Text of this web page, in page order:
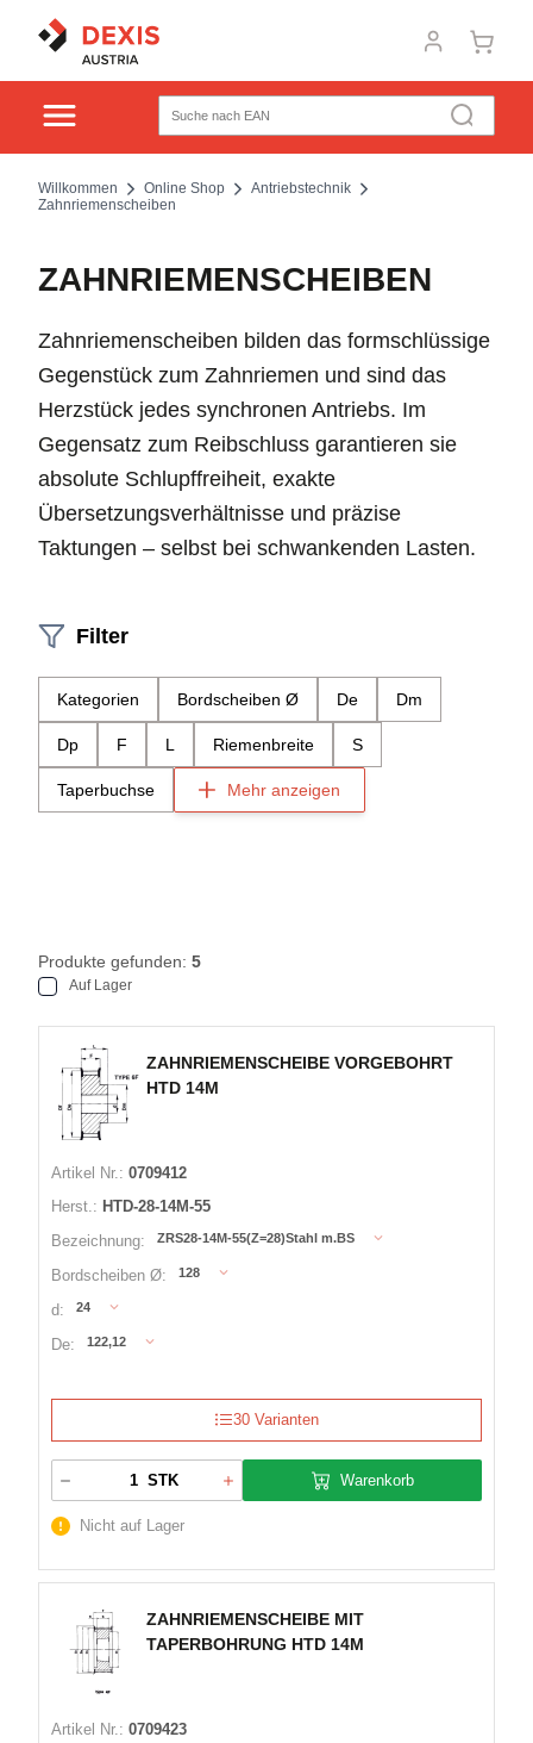
Willkommen Online Shop
Antriebstechnik
Zahnriemenscheiben
ZAHNRIEMENSCHEIBEN
Zahnriemenscheiben bilden das formschlüssige
Gegenstück zum Zahnriemen und sind das
Herzstück jedes synchronen Antriebs. Im
Gegensatz zum Reibschluss garantieren sie
absolute Schlupffreiheit, exakte
Übersetzungsverhältnisse und präzise
Taktungen – selbst bei schwankenden Lasten.
Filter
Kategorien Bordscheiben Ø De Dm
Dp F L Riemenbreite S
Taperbuchse Mehr anzeigen
Produkte gefunden: 5
Auf Lager
ZAHNRIEMENSCHEIBE VORGEBOHRT
HTD 14M
Artikel Nr.: 0709412
Herst.: HTD-28-14M-55
Bezeichnung:
ZRS28-14M-55(Z=28)Stahl m.BS
Bordscheiben Ø: 128
d: 24
De: 122,12
30 Varianten
STK Warenkorb
Nicht auf Lager
ZAHNRIEMENSCHEIBE MIT
TAPERBOHRUNG HTD 14M
Artikel Nr.: 0709423